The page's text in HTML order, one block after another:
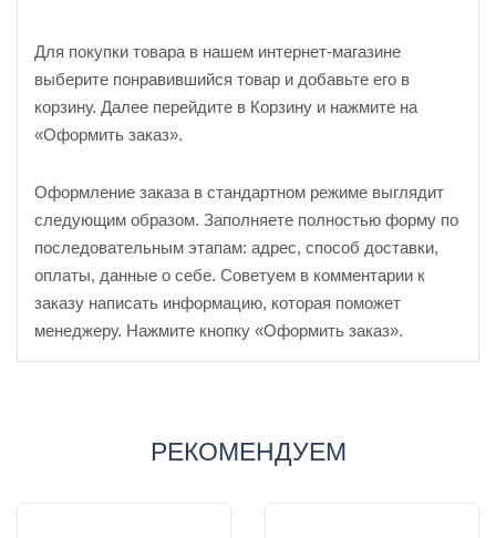
Для покупки товара в нашем интернет-магазине
выберите понравившийся товар и добавьте его в
корзину. Далее перейдите в Корзину и нажмите на
«Оформить заказ».
Оформление заказа в стандартном режиме выглядит
следующим образом. Заполняете полностью форму по
последовательным этапам: адрес, способ доставки,
оплаты, данные о себе. Советуем в комментарии к
заказу написать информацию, которая поможет
менеджеру. Нажмите кнопку «Оформить заказ».
РЕКОМЕНДУЕМ